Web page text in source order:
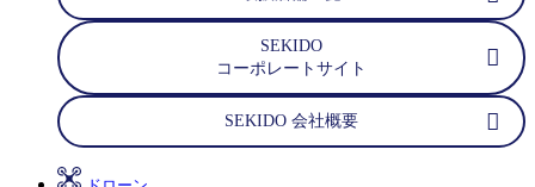
SEKIDO
コーポレートサイト
SEKIDO 会社概要